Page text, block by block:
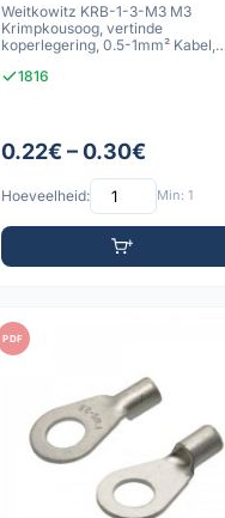
Weitkowitz KRB-1-3-M3 M3
Krimpkousoog, vertinde
koperlegering, 0.5-1mm² Kabel,
1816
0.22€ – 0.30€
Hoeveelheid: Min: 1
PDF